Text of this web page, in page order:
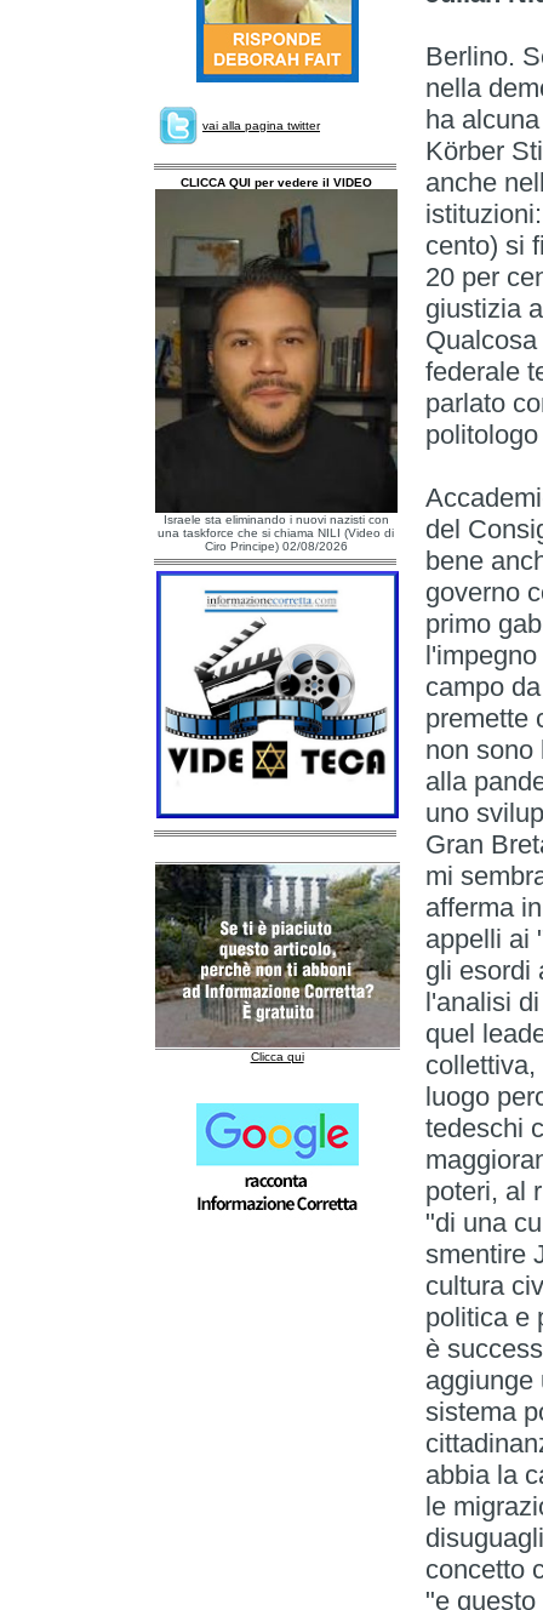
vai alla pagina twitter
CLICCA QUI per vedere il VIDEO
Israele sta eliminando i nuovi nazisti con
una taskforce che si chiama NILI (Video di
Ciro Principe) 02/08/2026
Clicca qui
Berlino.
nella
ha
Körber
anche
cento) si
20 per
giustizia
federale
parlato
del
bene
governo
primo
campo
premette
non sono
alla
uno
Gran
mi
afferma
appelli ai
gli esordi
l'analisi
quel
luogo
tedeschi
poteri, al
"di una
smentire
cultura
politica e
è
aggiunge
sistema
abbia la
le
concetto
"e